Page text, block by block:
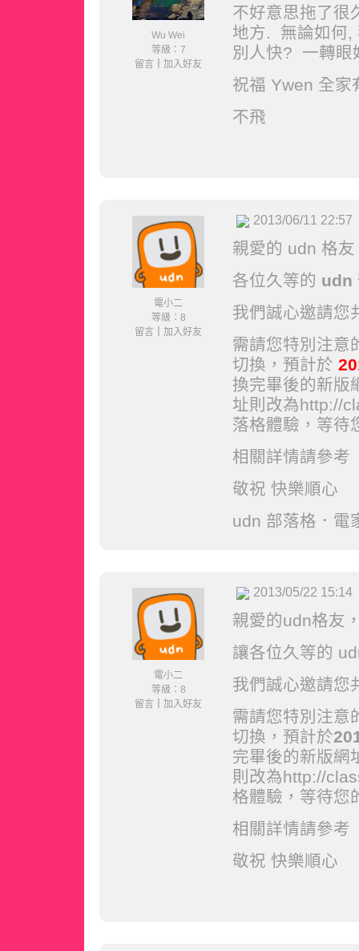
Wu Wei
等級：7
留言
加入好友
不好意思拖了很
地方. 無論如何,
別人快? 一轉眼
祝福 Ywen 全家
不飛
電小二
等級：8
留言
加入好友
2013/06/11 22:57
親愛的 udn 格
各位久等的 udn
我們誠心邀請您
需請您特別注意
切換，預計於
換完畢後的新版
址則改為http://
落格體驗，等待
相關詳情請參考
敬祝 快樂順心
udn 部落格．電
電小二
等級：8
留言
加入好友
2013/05/22 15:14
親愛的udn格友
讓各位久等的
我們誠心邀請您
需請您特別注意
切換，預計於
完畢後的新版網
則改為http://
格體驗，等待您
相關詳情請參考
敬祝 快樂順心